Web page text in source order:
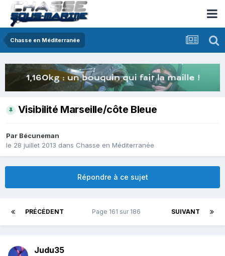
Chasse en Méditerranée
Visibilité Marseille/côte Bleue
Par Bécuneman
le 28 juillet 2013 dans Chasse en Méditerranée
Répondre à ce sujet
PRÉCÉDENT SUIVANT
Page 161 sur 186
Judu35